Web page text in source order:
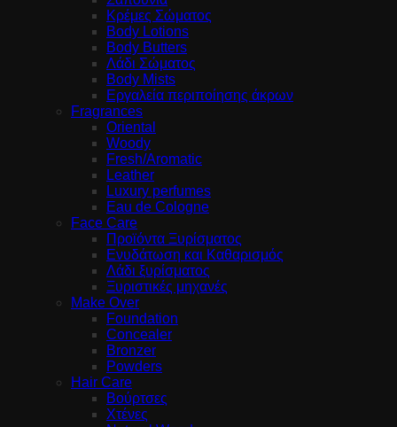
Κρέμες Σώματος
Body Lotions
Body Butters
Λάδι Σώματος
Body Mists
Εργαλεία περιποίησης άκρων
Fragrances
Oriental
Woody
Fresh/Aromatic
Leather
Luxury perfumes
Eau de Cologne
Face Care
Προϊόντα Ξυρίσματος
Ενυδάτωση και Καθαρισμός
Λάδι ξυρίσματος
Ξυριστικές μηχανές
Make Over
Foundation
Concealer
Bronzer
Powders
Hair Care
Βούρτσες
Χτένες